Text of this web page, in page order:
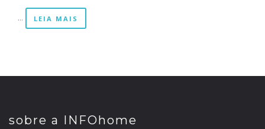
... LEIA MAIS
sobre a INFOhome